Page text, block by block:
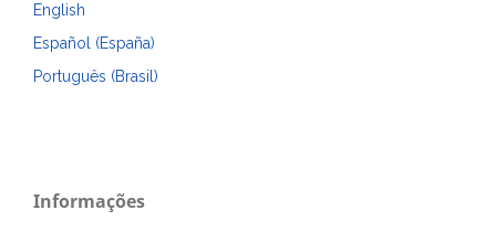
English
Español (España)
Português (Brasil)
Informações